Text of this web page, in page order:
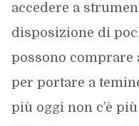
accedere a
disposizione di
possono
per portare a
più oggi non c’è